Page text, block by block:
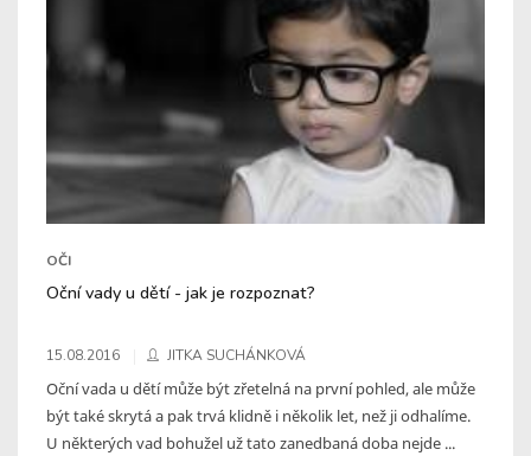
OČI
Oční vady u dětí - jak je rozpoznat?
15.08.2016 JITKA SUCHÁNKOVÁ
Oční vada u dětí může být zřetelná na první pohled, ale může
být také skrytá a pak trvá klidně i několik let, než ji odhalíme.
U některých vad bohužel už tato zanedbaná doba nejde ...